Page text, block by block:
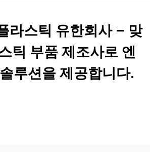
라스틱 유한회사 – 맞
틱 부품 제조사로 엔
루션을 제공합니다.